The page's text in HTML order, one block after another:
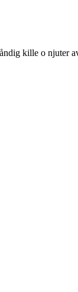
kille o njuter